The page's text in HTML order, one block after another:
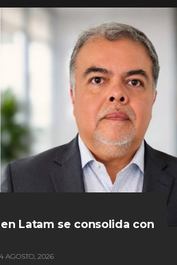
Latam se consolida con
4 AGOSTO, 2026